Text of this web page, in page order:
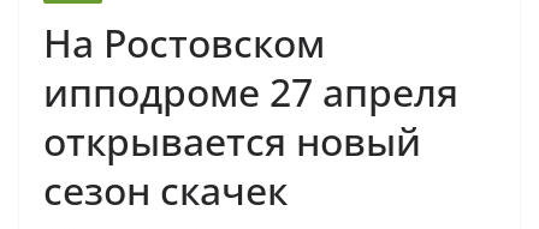
На Ростовском
ипподроме 27 апреля
открывается новый
сезон скачек